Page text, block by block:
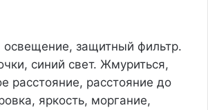
освещение, защитный фильтр.
синий свет. Жмуриться,
расстояние, расстояние до
яркость, моргание,